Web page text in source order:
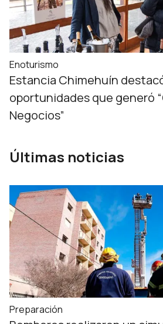
Enoturismo
Estancia Chimehuín
oportunidades que generó
Negocios”
Últimas noticias
Preparación